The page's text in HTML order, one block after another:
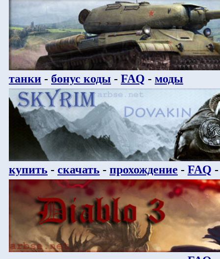
танки - бонус коды - FAQ - моды
купить - скачать - прохождение - FAQ